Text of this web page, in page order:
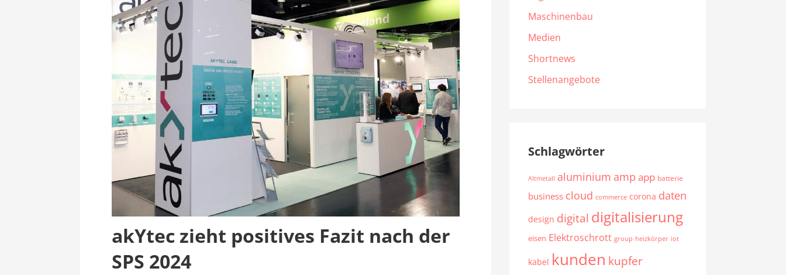
akYtec zieht positives Fazit nach der
SPS 2024
Maschinenbau
Medien
Shortnews
Stellenangebote
Schlagwörter
Altmetall aluminium amp app batterie
business cloud commerce corona daten
design digital digitalisierung
eisen Elektroschrott group heizkörper iot
kabel kunden kupfer